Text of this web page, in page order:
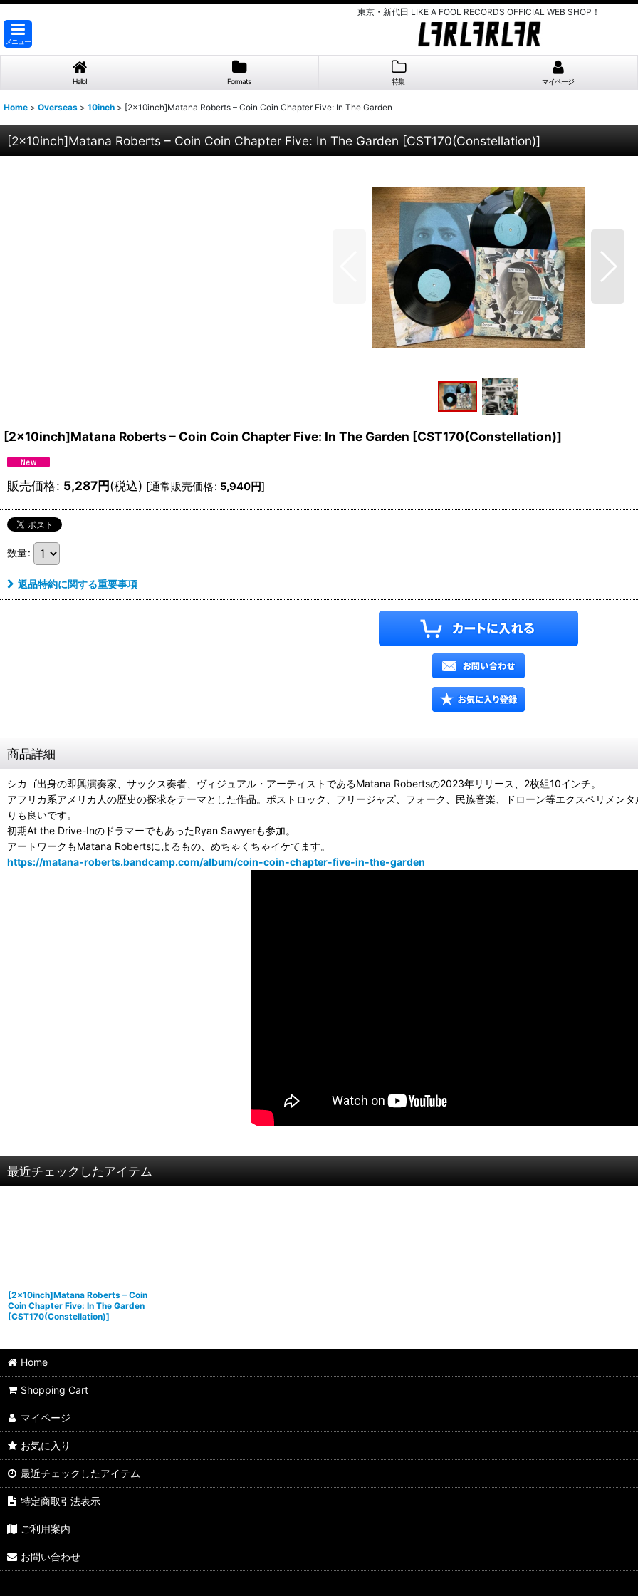
東京・新代田 LIKE A FOOL RECORDS OFFICIAL WEB SHOP！
メニュー
Hello! Formats 特集 マイページ
Home > Overseas > 10inch > [2×10inch]Matana Roberts – Coin Coin Chapter Five: In The Garden
[2×10inch]Matana Roberts – Coin Coin Chapter Five: In The Garden [CST170(Constellation)]
[2×10inch]Matana Roberts – Coin Coin Chapter Five: In The Garden [CST170(Constellation)]
販売価格: 5,287円(税込) [通常販売価格: 5,940円]
数量:
返品特約に関する重要事項
商品詳細
シカゴ出身の即興演奏家、サックス奏者、ヴィジュアル・アーティストであるMatana Robertsの2023年リリース、2枚組10インチ。
アフリカ系アメリカ人の歴史の探求をテーマとした作品。ポストロック、フリージャズ、フォーク、民族音楽、ドローン等エクスペリメン
りも良いです。
初期At the Drive-InのドラマーでもあったRyan Sawyerも参加。
アートワークもMatana Robertsによるもの、めちゃくちゃイケてます。
https://matana-roberts.bandcamp.com/album/coin-coin-chapter-five-in-the-garden
最近チェックしたアイテム
[2×10inch]Matana Roberts – Coin
Coin Chapter Five: In The Garden
[CST170(Constellation)]
Home
Shopping Cart
マイページ
お気に入り
最近チェックしたアイテム
特定商取引法表示
ご利用案内
お問い合わせ